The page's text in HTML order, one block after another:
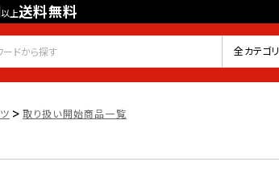
以上送料無料
会員登録 ログイン お気に入り
全カテゴリ
> 取り扱い開始商品一覧